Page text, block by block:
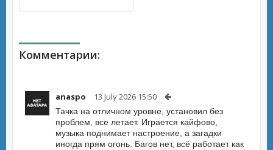
Комментарии:
anaspo 13 July 2026 15:50
Тачка на отличном уровне, установил без
проблем, все летает. Играется кайфово,
музыка поднимает настроение, а загадки
иногда прям огонь. Багов нет, всё работает как